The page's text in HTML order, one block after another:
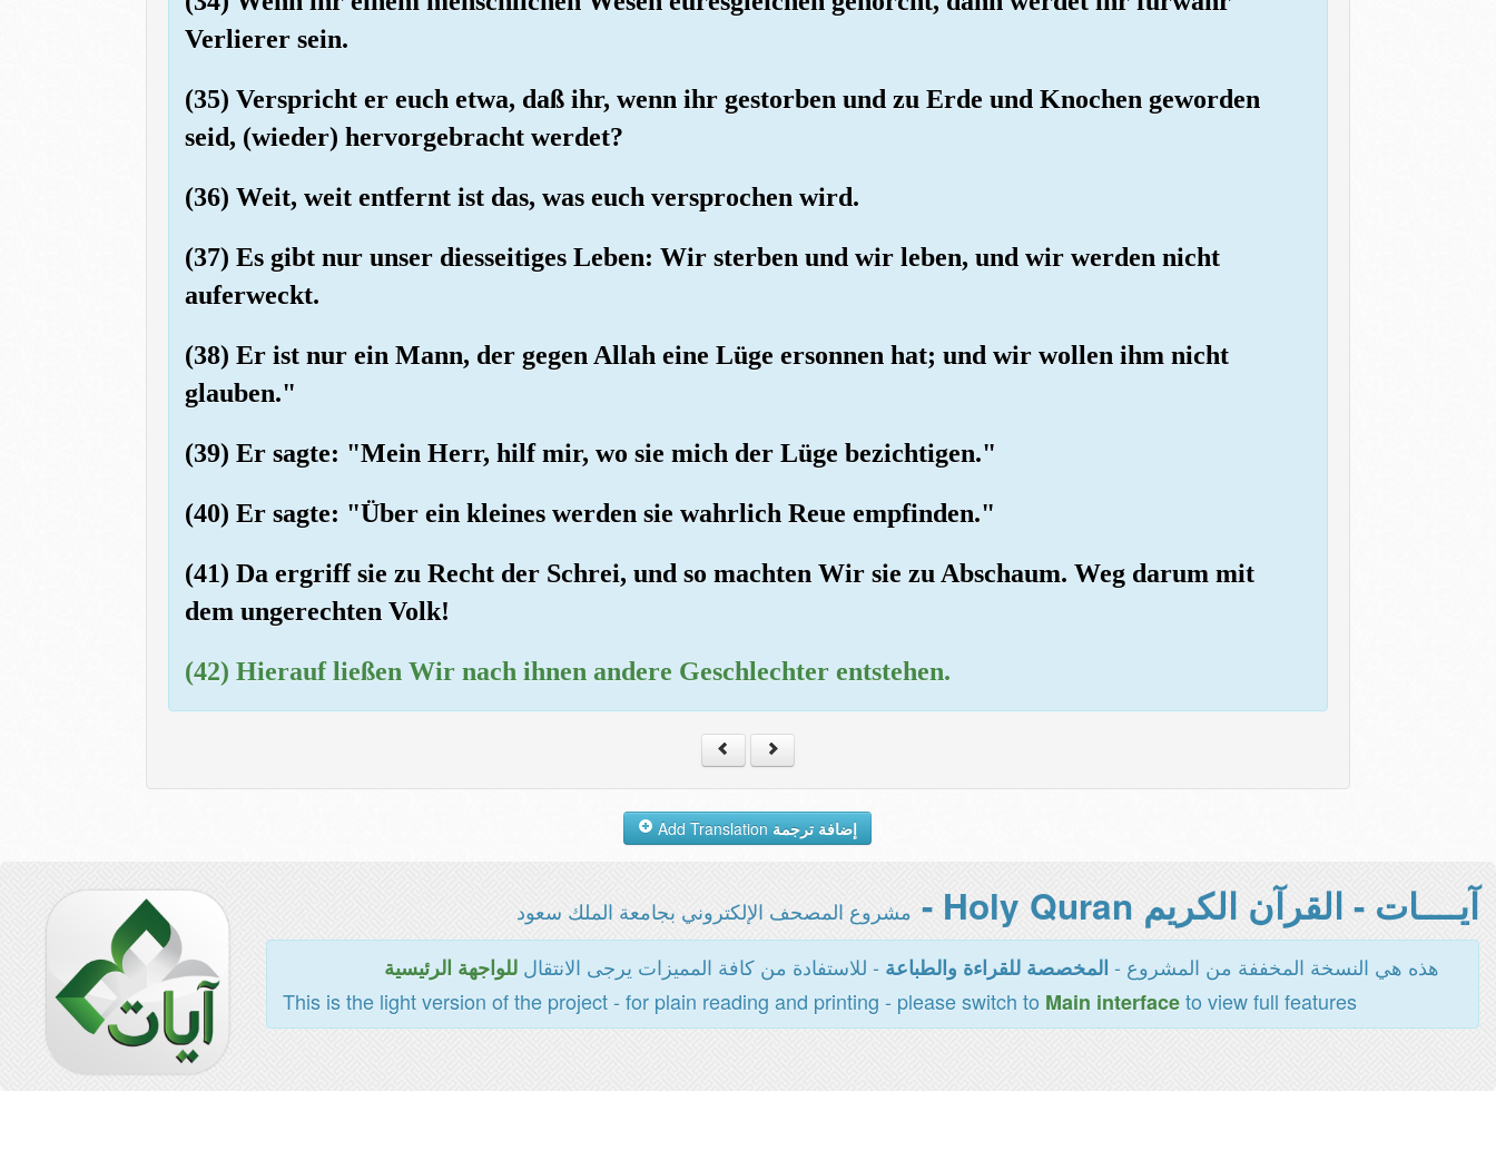
Verlierer sein.
(35) Verspricht er euch etwa, daß ihr, wenn ihr gestorben und zu Erde und Knochen geworden
seid, (wieder) hervorgebracht werdet?
(36) Weit, weit entfernt ist das, was euch versprochen wird.
(37) Es gibt nur unser diesseitiges Leben: Wir sterben und wir leben, und wir werden nicht
auferweckt.
(38) Er ist nur ein Mann, der gegen Allah eine Lüge ersonnen hat; und wir wollen ihm nicht
glauben."
(39) Er sagte: "Mein Herr, hilf mir, wo sie mich der Lüge bezichtigen."
(40) Er sagte: "Über ein kleines werden sie wahrlich Reue empfinden."
(41) Da ergriff sie zu Recht der Schrei, und so machten Wir sie zu Abschaum. Weg darum mit
dem ungerechten Volk!
(42) Hierauf ließen Wir nach ihnen andere Geschlechter entstehen.
إضافة ترجمة
آيــــات - القرآن الكريم Holy Quran - مشروع المصحف الإلكتروني بجامعة الملك سعود
هذه هي النسخة المخففة من المشروع - المخصصة للقراءة والطباعة - للاستفادة من كافة المميزات يرجى الانتقالللواجهة الرئيسية
This is the light version of the project - for plain reading and printing - please switch to Main interfaceto view full features